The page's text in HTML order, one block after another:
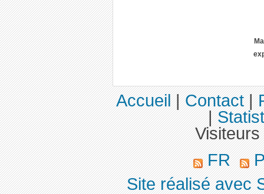
Accueil|Contact|
|
FR
Site réalisé avec